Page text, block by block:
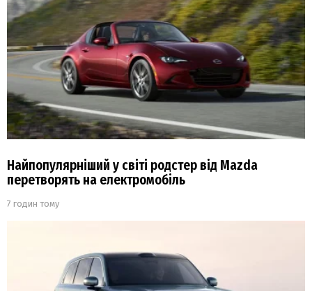
Найпопулярніший у світі родстер від Mazda
перетворять на електромобіль
7 годин тому